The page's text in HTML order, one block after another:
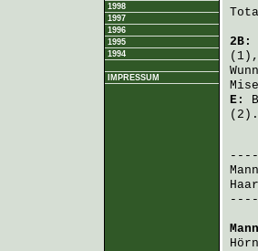
1998
1997
1996
1995
1994
IMPRESSUM
2B:
Wunn
E:
(2).